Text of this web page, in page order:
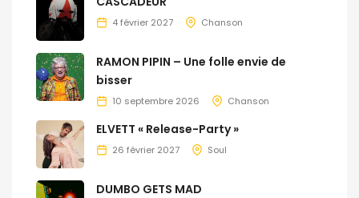
4 février 2027 Chanson
RAMON PIPIN – Une folle envie de
bisser
10 septembre 2026 Chanson
ELVETT « Release-Party »
26 février 2027 Soul
DUMBO GETS MAD